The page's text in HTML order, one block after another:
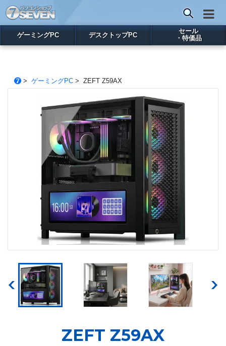
ゲーミングPC デスクトップPC
セール
・特価品
> ゲーミングPC> ZEFT Z59AX
ZEFT Z59AX